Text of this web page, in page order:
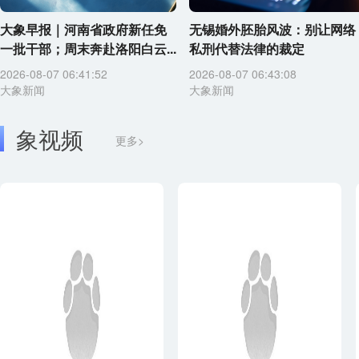
大象早报｜河南省政府新任免
一批干部；周末奔赴洛阳白云...
2026-08-07 06:41:52
大象新闻
无锡婚外胚胎风波：别让网络
私刑代替法律的裁定
2026-08-07 06:43:08
大象新闻
象视频 更多>